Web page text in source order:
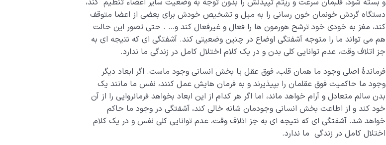
و بسته شود، قلبمان سرعت و ریتم تپیدنش را بدون توجه به وضعیت سایر اعضاء تنظیم کند،
دستگاه گردش خونمان خون رسانی را به میل و تشخیص خودش برای بعضی از اعضا متوقف
کند، مغز به خودی خود ترشح هورمون ها را فعال و غیرفعال کند و… . حتی تصور این حالت
هم می تواند ما را متوجه آشفتگی اوضاع در چنین وضعیتی کند. آشفتگی ای که نتیجه ای به
جز اتلاف وقت، عدم توانایی کلی بدن و در یک کلام اختلال کامل در زندگی ما ندارد.
فرماندۀ اصلی وجود ما همان قلب، فوق عقل یا بخش انسانی وجود ماست. اگر ابعاد دیگر
وجود ما حاکمیت فوق عقلمان را بپیذیرند و به فرمان هایش عمل کنند، نفس ما مانند یک
بدن سالم متعادل و آرام خواهد ماند، اما اگر هر کدام از این ابعاد بخواهد فرمانروایی را از آن
خود کند و از اطاعت بخش انسانی وجودمان شانه خالی کند، آشفتگی در وجود ما حاکم
خواهد شد. آشفتگی ای که نتیجه ای به جز اتلاف وقت، عدم توانایی کلی نفس و در یک کلام
اختلال کامل در زندگی ما ندارد.